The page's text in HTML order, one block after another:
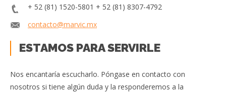
+ 52 (81) 1520-5801 + 52 (81) 8307-4792
contacto@marvic.mx
ESTAMOS PARA SERVIRLE
Nos encantaría escucharlo. Póngase en contacto con
nosotros si tiene algún duda y la responderemos a la